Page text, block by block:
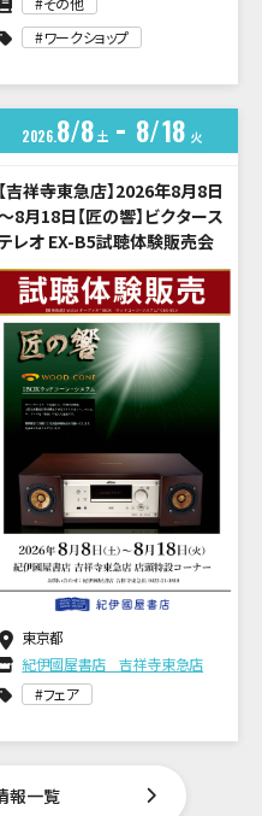
ワークショップ
2026 8 8 土 8 18 火
【吉祥寺東急店】2026年8月8日
8月18日【匠の響】ビクタース
レオ EX-B5試聴体験販売会
東京都
紀伊國屋書店 吉祥寺東急店
フェア
報一覧